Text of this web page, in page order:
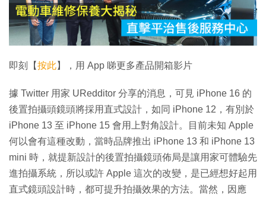
放
影
片
即刻【按此】，用 App 睇更多產品開箱影片
據 Twitter 用家 URedditor 分享的消息，可見 iPhone 16 的
後置拍攝頭鏡頭將採用直式設計，如同 iPhone 12，有別於
iPhone 13 至 iPhone 15 會用上對角設計。目前未知 Apple
何以會有這種改動，當時品牌推出 iPhone 13 和 iPhone 13
mini 時，就提新設計的後置拍攝鏡頭佈局是讓用家可體驗先
進拍攝系統，所以或許 Apple 這次的改變，是已經想好起用
直式鏡頭設計時，都可提升拍攝效果的方法。當然，因應